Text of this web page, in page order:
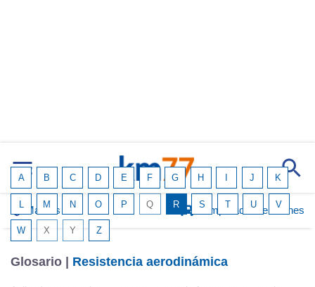
Marcas Comparador de coches
A B C D E F G H J K
L M N O P Q R S T U V
W X Y Z
Glosario | Resistencia aerodinámica